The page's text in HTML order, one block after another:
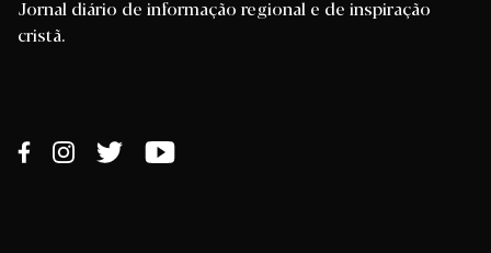
Jornal diário de informação regional e de inspiração
cristã.